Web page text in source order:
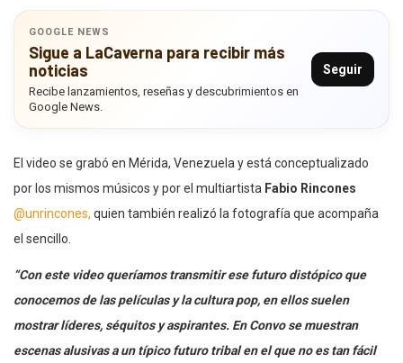
GOOGLE NEWS
Sigue a LaCaverna para recibir más
noticias
Recibe lanzamientos, reseñas y descubrimientos en
Google News.
Seguir
El video se grabó en Mérida, Venezuela y está conceptualizado
por los mismos músicos y por el multiartista Fabio Rincones
@unrincones, quien también realizó la fotografía que acompaña
el sencillo.
“Con este video queríamos transmitir ese futuro distópico que
conocemos de las películas y la cultura pop, en ellos suelen
mostrar líderes, séquitos y aspirantes. En Convo se muestran
escenas alusivas a un típico futuro tribal en el que no es tan fácil